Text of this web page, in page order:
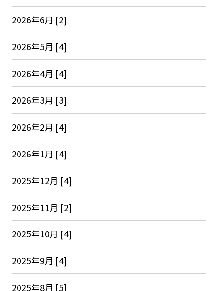
2026年6月 [2]
2026年5月 [4]
2026年4月 [4]
2026年3月 [3]
2026年2月 [4]
2026年1月 [4]
2025年12月 [4]
2025年11月 [2]
2025年10月 [4]
2025年9月 [4]
2025年8月 [5]